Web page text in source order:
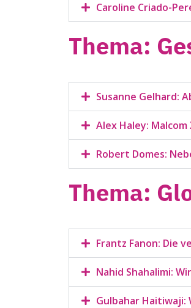
Caroline Criado-
Thema:
Susanne Gelhard:
Alex Haley: Malcom
Robert Domes:
Thema:
Frantz Fanon: Die
Nahid Shahalimi:
Gulbahar Haitiwaji: